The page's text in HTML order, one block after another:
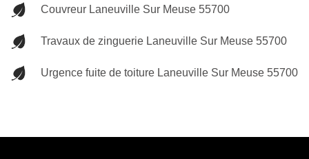
Couvreur Laneuville Sur Meuse 55700
Travaux de zinguerie Laneuville Sur Meuse 55700
Urgence fuite de toiture Laneuville Sur Meuse 55700